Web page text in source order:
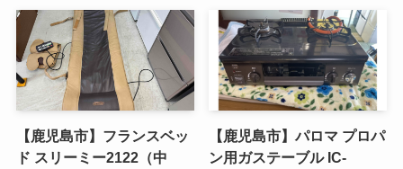
【鹿児島市】フランスベッ
ド スリーミー2122（中
【鹿児島市】パロマ プロパ
ン用ガステーブル IC-